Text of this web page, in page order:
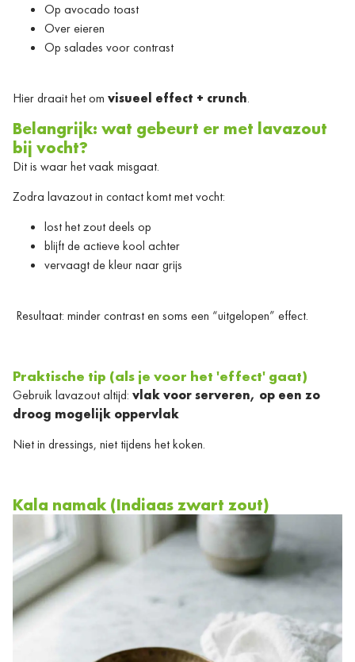
Op avocado toast
Over eieren
Op salades voor contrast
Hier draait het om visueel effect + crunch.
Belangrijk: wat gebeurt er met lavazout
bij vocht?
Dit is waar het vaak misgaat.
Zodra lavazout in contact komt met vocht:
lost het zout deels op
blijft de actieve kool achter
vervaagt de kleur naar grijs
Resultaat: minder contrast en soms een “uitgelopen” effect.
Praktische tip (als je voor het 'effect' gaat)
Gebruik lavazout altijd: vlak voor serveren, op een zo
droog mogelijk oppervlak
Niet in dressings, niet tijdens het koken.
Kala namak (Indiaas zwart zout)